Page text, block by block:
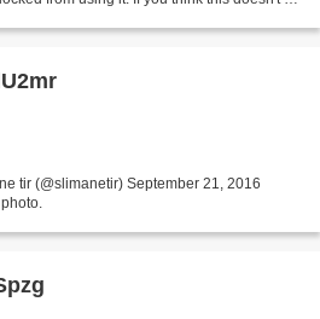
tir (@slimanetir) September 21, 2016